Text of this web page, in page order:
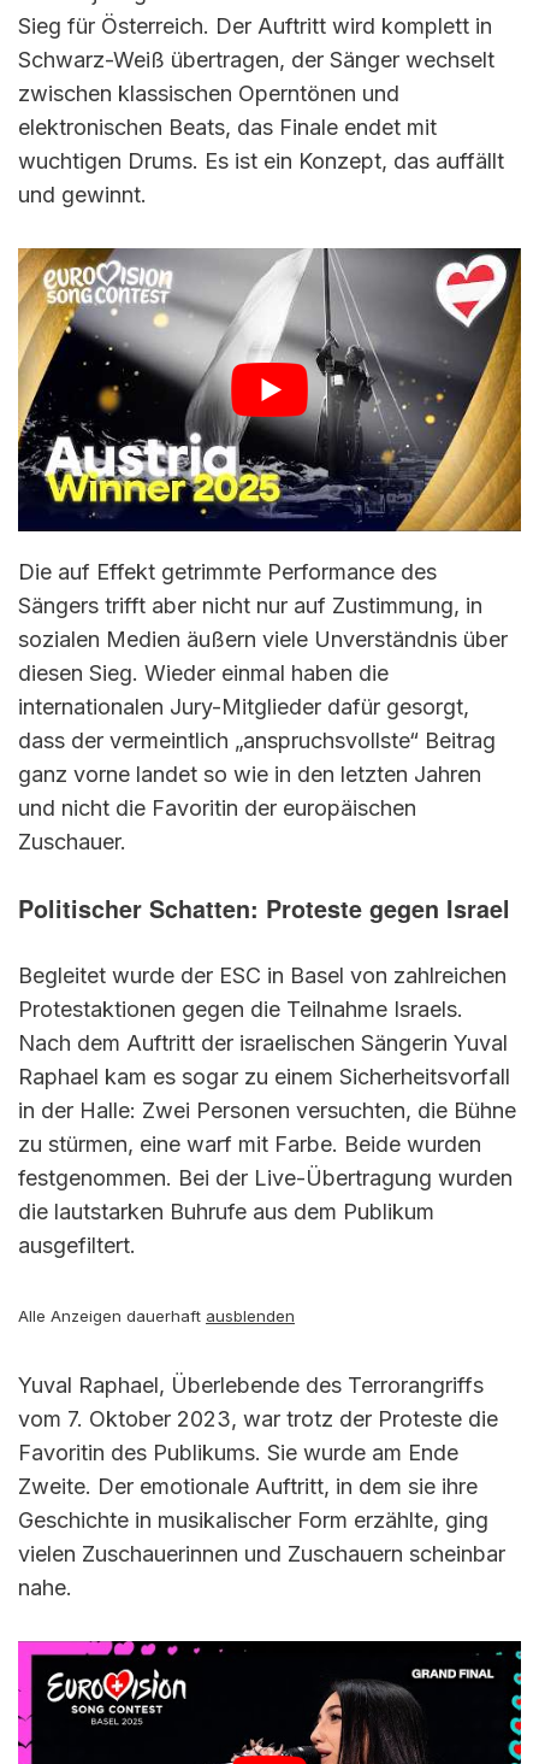
Sieg für Österreich. Der Auftritt wird komplett in
Schwarz-Weiß übertragen, der Sänger wechselt
zwischen klassischen Operntönen und
elektronischen Beats, das Finale endet mit
wuchtigen Drums. Es ist ein Konzept, das auffällt
und gewinnt.
Die auf Effekt getrimmte Performance des
Sängers trifft aber nicht nur auf Zustimmung, in
sozialen Medien äußern viele Unverständnis über
diesen Sieg. Wieder einmal haben die
internationalen Jury-Mitglieder dafür gesorgt,
dass der vermeintlich „anspruchsvollste“ Beitrag
ganz vorne landet so wie in den letzten Jahren
und nicht die Favoritin der europäischen
Zuschauer.
Politischer Schatten: Proteste gegen Israel
Begleitet wurde der ESC in Basel von zahlreichen
Protestaktionen gegen die Teilnahme Israels.
Nach dem Auftritt der israelischen Sängerin Yuval
Raphael kam es sogar zu einem Sicherheitsvorfall
in der Halle: Zwei Personen versuchten, die Bühne
zu stürmen, eine warf mit Farbe. Beide wurden
festgenommen. Bei der Live-Übertragung wurden
die lautstarken Buhrufe aus dem Publikum
ausgefiltert.
Alle Anzeigen dauerhaft ausblenden
Yuval Raphael, Überlebende des Terrorangriffs
vom 7. Oktober 2023, war trotz der Proteste die
Favoritin des Publikums. Sie wurde am Ende
Zweite. Der emotionale Auftritt, in dem sie ihre
Geschichte in musikalischer Form erzählte, ging
vielen Zuschauerinnen und Zuschauern scheinbar
nahe.